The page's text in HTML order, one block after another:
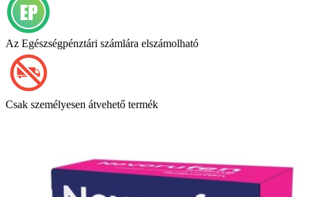
Az Egészségpénztári számlára elszámolható
Csak személyesen átvehető termék